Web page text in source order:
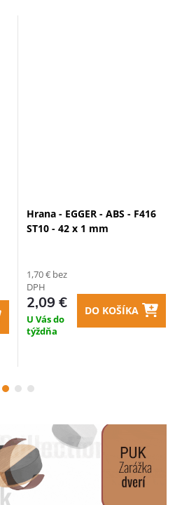
Hrana - EGGER - ABS - F416
ST10 - 42 x 1 mm
1,70 € bez
DPH
2,09 €
U Vás do
týždňa
DO KOŠÍKA